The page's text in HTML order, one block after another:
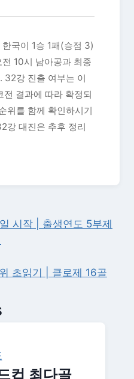
국이 1승 1패(승점 3)
10시 남아공과 최종
32강 진출 여부는 이
결과에 따라 확정되
위를 함께 확인하시기
강 대진은 추후 정리
시작 | 출생연도 5부제
초읽기 | 클로제 16골
컵 최다골